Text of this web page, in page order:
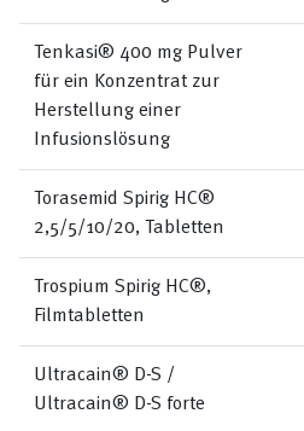
Tenkasi® 400 mg Pulver
für ein Konzentrat zur
Herstellung einer
Infusionslösung
Torasemid Spirig HC®
2,5/5/10/20, Tabletten
Trospium Spirig HC®,
Filmtabletten
Ultracain® D-S /
Ultracain® D-S forte